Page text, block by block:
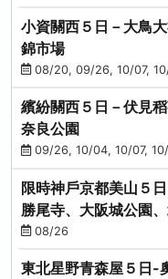
小資關西５日－大鳥
錦市場
08/20, 09/26, 10/07,
繽紛關西５日－伏見
奈良公園
09/26, 10/04, 10/07,
限時神戶京都美山５
勝尾寺、大阪城公園
08/26
東北星野青森屋５日-